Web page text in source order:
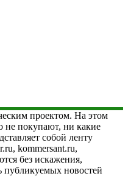
проектом. На этом
не покупают, ни какие
собой ленту
kommersant.ru,
без искажения,
публикуемых новостей